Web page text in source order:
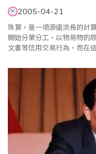
2005-04-21
珠算，是一項源遠流長的計
開始分業分工，以物易物的
文書等信用交易行為，而在
量、天文水文紀錄等等各種
技能的應用益形重要，各種
明。最後珠算以其操作簡單